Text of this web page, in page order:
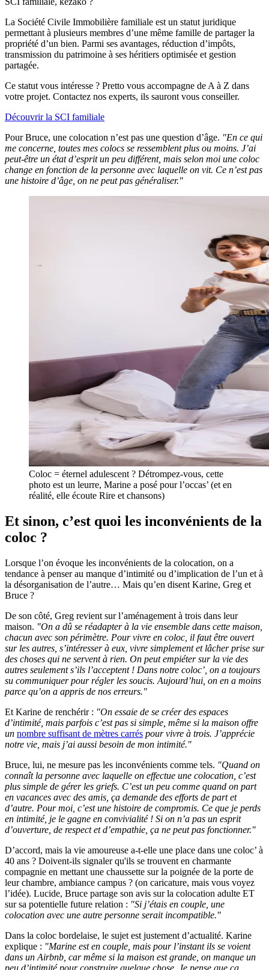
La Société Civile Immobilière familiale est un statut juridique
permettant à plusieurs membres d’une même famille de partager la
propriété d’un bien. Parmi ses avantages, réduction d’impôts,
transmission du patrimoine à ses héritiers optimisée et gestion
partagée.
Ce statut vous intéresse ? Pretto vous accompagne de A à Z dans
votre projet. Contactez nos experts, ils sauront vous conseiller.
Découvrir la SCI familiale
Pour Bruce, une colocation n’est pas une question d’âge. "En ce qui
me concerne, toutes mes colocs se ressemblent plus ou moins. J’ai
peut-être un état d’esprit un peu différent, mais selon moi une coloc
change en fonction de la personne avec laquelle on vit. Ce n’est pas
une histoire d’âge, on ne peut pas généraliser."
Coloc = éternel adulescent ? Détrompez-vous, cette
photo est un leurre, Marine a posé pour l’occas’ (et en
réalité, elle écoute Rire et chansons)
Et sinon, c’est quoi les inconvénients de la
coloc ?
Lorsque l’on évoque les inconvénients de la colocation, on a
tendance à penser au manque d’intimité ou d’implication de l’un et à
la désorganisation de l’autre… Mais qu’en disent Karine, Greg et
Bruce ?
De son côté, Greg revient sur l’aménagement à trois dans leur
maison. "On a dû se réadapter à la vie ensemble dans cette maison,
chacun avec son périmètre. Pour vivre en coloc, il faut être ouvert
sur les autres, s’intéresser à eux, vivre simplement et lâcher prise sur
des choses qui ne servent à rien. On peut empiéter sur la vie des
autres seulement s’ils l’acceptent ! Dans notre coloc’, on a toujours
su communiquer pour régler les soucis. Aujourd’hui, on en a moins
parce qu’on a appris de nos erreurs."
Et Karine de renchérir : "On essaie de se créer des espaces
d’intimité, mais parfois c’est pas si simple, même si la maison offre
un nombre suffisant de mètres carrés pour vivre à trois. J’apprécie
notre vie, mais j’ai aussi besoin de mon intimité."
Bruce, lui, ne mesure pas les inconvénients comme tels. "Quand on
connaît la personne avec laquelle on effectue une colocation, c’est
plus simple de gérer les griefs. C’est un peu comme quand on part
en vacances avec des amis, ça demande des efforts de part et
d’autre. Pour moi, c’est une histoire de compromis. Ce que je perds
en intimité, je le gagne en convivialité ! Si on n’a pas un esprit
d’ouverture, de respect et d’empathie, ça ne peut pas fonctionner."
D’accord, mais la vie amoureuse a-t-elle une place dans une coloc’ à
40 ans ? Doivent-ils signaler qu'ils se trouvent en charmante
compagnie en mettant une chaussette sur la poignée de la porte de
leur chambre, ambiance campus ? (on caricature, mais vous voyez
l’idée). Lucide, Bruce partage son avis sur la colocation adulte ET
sur sa potentielle future relation : "Si j’étais en couple, une
colocation avec une autre personne serait incompatible."
Dans la coloc bordelaise, le sujet est justement d’actualité. Karine
explique : "Marine est en couple, mais pour l’instant ils se voient
dans un Airbnb, car même si la maison est grande, on manque un
peu d’intimité pour construire quelque chose. Je pense que ça